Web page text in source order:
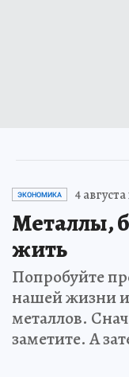
ЭКОНОМИКА 4 августа
Металлы,
жить
Попробуйте
нашей жизни
металлов.
заметите. А